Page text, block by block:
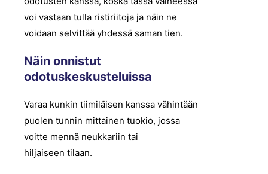
voi vastaan tulla ristiriitoja ja näin ne
voidaan selvittää yhdessä saman tien.
Näin onnistut
odotuskeskusteluissa
Varaa kunkin tiimiläisen kanssa vähintään
puolen tunnin mittainen tuokio, jossa
voitte mennä neukkariin tai
hiljaiseen tilaan.